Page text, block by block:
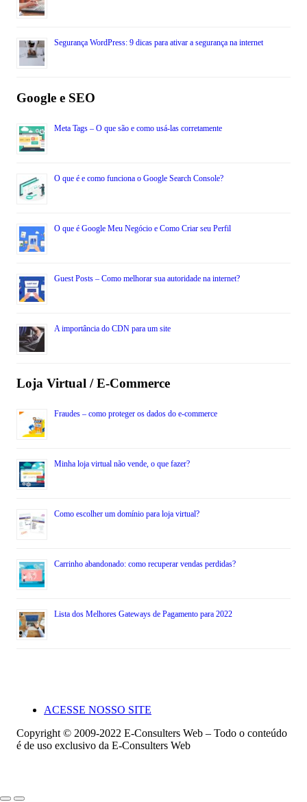
Segurança WordPress: 9 dicas para ativar a segurança na internet
Google e SEO
Meta Tags – O que são e como usá-las corretamente
O que é e como funciona o Google Search Console?
O que é Google Meu Negócio e Como Criar seu Perfil
Guest Posts – Como melhorar sua autoridade na internet?
A importância do CDN para um site
Loja Virtual / E-Commerce
Fraudes – como proteger os dados do e-commerce
Minha loja virtual não vende, o que fazer?
Como escolher um domínio para loja virtual?
Carrinho abandonado: como recuperar vendas perdidas?
Lista dos Melhores Gateways de Pagamento para 2022
ACESSE NOSSO SITE
Copyright © 2009-2022 E-Consulters Web – Todo o conteúdo
é de uso exclusivo da E-Consulters Web